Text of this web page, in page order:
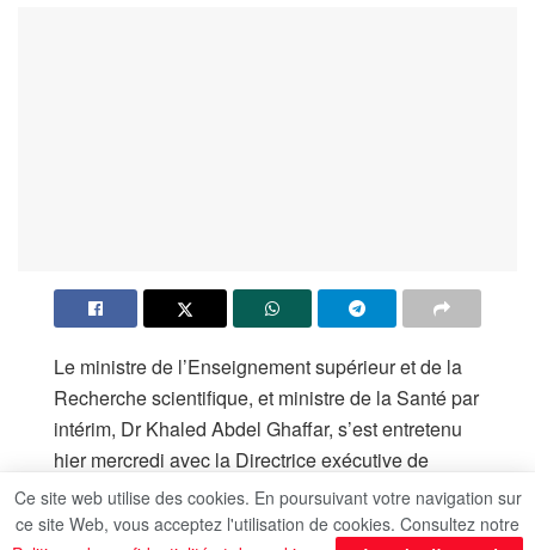
Le ministre de l’Enseignement supérieur et de la
Recherche scientifique, et ministre de la Santé par
intérim, Dr Khaled Abdel Ghaffar, s’est entretenu
hier mercredi avec la Directrice exécutive de
l’Office des Nations Unies contre la drogue et le
crime (ONUDC) et Directrice générale de l’Office
Ce site web utilise des cookies. En poursuivant votre navigation sur
ce site Web, vous acceptez l'utilisation de cookies. Consultez notre